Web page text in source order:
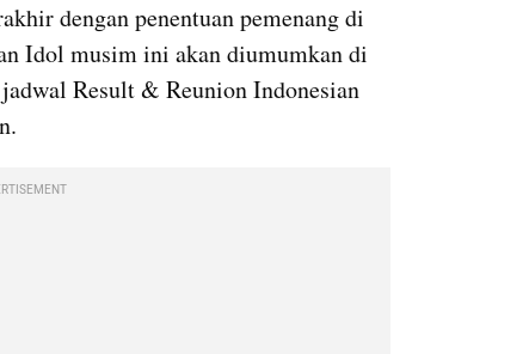
dengan penentuan pemenang di
Idol musim ini akan diumumkan di
Result & Reunion Indonesian